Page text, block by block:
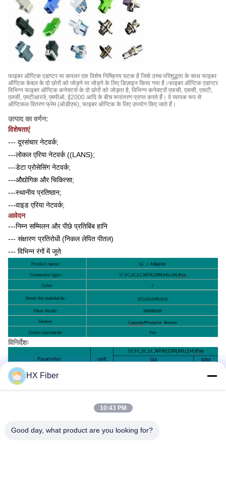
फाइबर ऑप्टिक एडाप्टर या कपलर एक विशेष निष्क्रिय घटक है जिसे उच्च परिशुद्धता के साथ फाइबर
ऑप्टिक केबल के दो छोरों को जोड़ने या जोड़ने के लिए डिज़ाइन किया गया है।फाइबर ऑप्टिक एडाप्टर
विभिन्न फाइबर ऑप्टिक कनेक्टर्स के दो छोरों को जोड़ता है, विभिन्न कनेक्टरों एफसी, एससी, एसटी,
एलसी, एमटीआरजे, एमपीओ, ई2000 आदि के बीच रूपांतरण प्राप्त करते हैं। वे व्यापक रूप से
ऑप्टिकल वितरण फ्रेम (ओडीएफ), फाइबर ऑप्टिक के लिए उपयोग किए जाते हैं।
उत्पाद का वर्णन:
विशेषताएं
--- दूरसंचार नेटवर्क;
---लोकल एरिया नेटवर्क ((LANS);
---डेटा प्रोसेसिंग नेटवर्क;
---औद्योगिक और चिकित्सा;
---स्थानीय प्रतिष्ठान;
---वाइड एरिया नेटवर्क;
आवेदन
---निम्न सम्मिलन और पीछे प्रतिबिंब हानि
--- संक्षारण प्रतिरोधी (निकल लेपित पीतल)
--- विभिन्न रंगों में जूते
विनिर्देशः
HX Fiber
10:43 PM
Good day, what product are you looking for?